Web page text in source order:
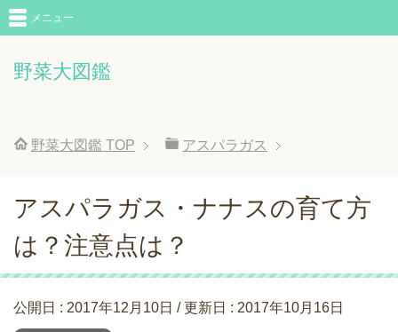
野菜大図鑑
メニュー
野菜大図鑑 TOP アスパラガス
アスパラガス・ナナスの育て方
は？注意点は？
公開日 : 2017年12月10日 / 更新日 : 2017年10月16日